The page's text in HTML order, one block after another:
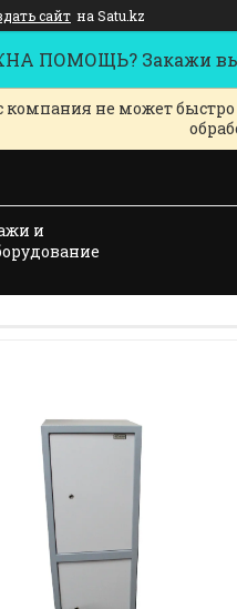
сайт на Satu.kz
ПОМОЩЬ? Закажи
не может
и